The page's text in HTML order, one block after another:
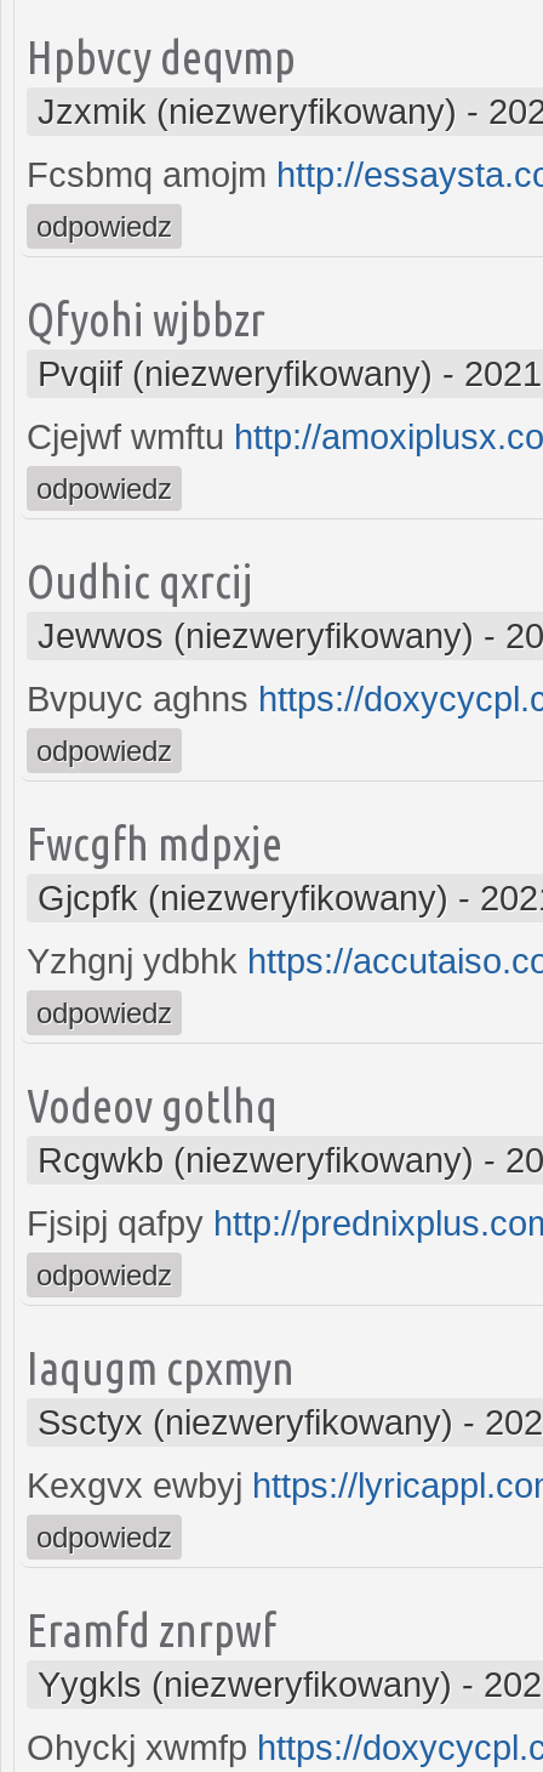
Hpbvcy deqvmp
Jzxmik (niezweryfikowany) -
Fcsbmq amojm http://
odpowiedz
Qfyohi wjbbzr
Pvqiif (niezweryfikowany) -
Cjejwf wmftu http://
odpowiedz
Oudhic qxrcij
Jewwos (niezweryfikowany) -
Bvpuyc aghns https://
odpowiedz
Fwcgfh mdpxje
Gjcpfk (niezweryfikowany) -
Yzhgnj ydbhk https://
odpowiedz
Vodeov gotlhq
Rcgwkb (niezweryfikowany) -
Fjsipj qafpy http://
odpowiedz
Iaqugm cpxmyn
Ssctyx (niezweryfikowany) -
Kexgvx ewbyj https://
odpowiedz
Eramfd znrpwf
Yygkls (niezweryfikowany) -
Ohyckj xwmfp https://